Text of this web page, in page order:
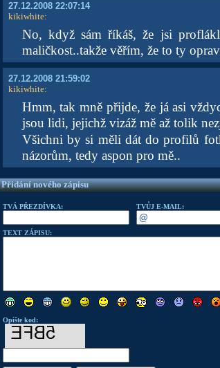
27.12.2008 22:07:14
kikiwhite:
No, když sám říkáš, že jsi
maličkost..takže věřím, že to ty
27.12.2008 21:59:02
kikiwhite:
Hmm, tak mně přijde, že já asi
jsou lidi, jejichž vizáž mě až tolik
Všichni by si měli dát do profilů
názorům, tedy aspon pro mě..
Přidání nového zápisu
TVÁ PŘEZDÍVKA: TVŮJ E-MAIL:
TEXT ZÁPISU:
Opište kod: